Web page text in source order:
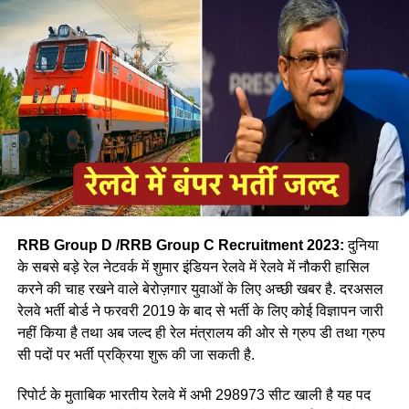
आपने अमूमन पुरुषों को ही रेल चलाते हुए देखा होगा लेकिन माथे पर लाल
बिंदी, भरी हुई मांग और हाथ में लाल चूड़ी पहने हुए महिला लोकों पायलेट
नीलम राथल रेल में सवार हजारों यात्रियों को सुरक्षित गंतव्य पहुंचाने की
रेलवे की सीनियर असिस्टेंट लोको पायलट नीलम बताती है कि जब वे
RRB Group D /RRB Group C Recruitment 2023:दुनिया
के सबसे बड़े रेल नेटवर्क में शुमार इंडियन रेलवे में रेलवे में नौकरी हासिल
करने की चाह रखने वाले बेरोज़गार युवाओं के लिए अच्छी खबर है. दरअसल
रेलवे भर्ती बोर्ड ने फरवरी 2019 के बाद से भर्ती के लिए कोई विज्ञापन जारी
नहीं किया है तथा अब जल्द ही रेल मंत्रालय की ओर से ग्रुप डी तथा ग्रुप
सी पदों पर भर्ती प्रक्रिया शुरू की जा सकती है.
रिपोर्ट के मुताबिक भारतीय रेलवे में अभी 298973 सीट खाली है यह पद